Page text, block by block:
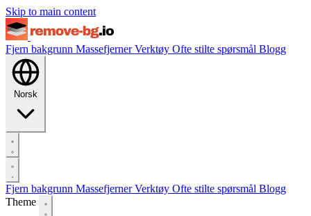
Skip to main content
Fjern bakgrunn MassefjernerVerktøy Ofte stilte spørsmål Blogg
Norsk
Fjern bakgrunn MassefjernerVerktøy Ofte stilte spørsmål Blogg
Theme